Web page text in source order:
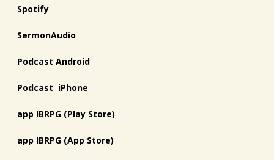
Spotify
SermonAudio
Podcast Android
Podcast iPhone
app IBRPG (Play Store)
app IBRPG (App Store)